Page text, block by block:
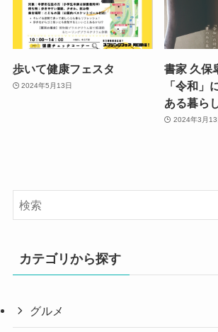
歩いて健康フェスタ
2024年5月13日
書家 久保
「令和」
ある暮ら
2024年3月13
カテゴリから探す
グルメ